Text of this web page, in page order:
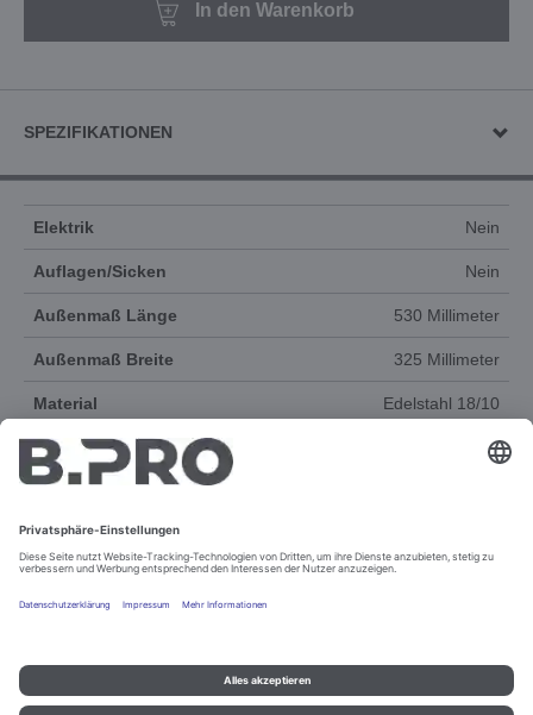
In den Warenkorb
SPEZIFIKATIONEN
Elektrik Nein
Auflagen/Sicken Nein
Außenmaß Länge 530 Millimeter
Außenmaß Breite 325 Millimeter
Material Edelstahl 18/10
Produktgruppe Gastronorm-System
Impressum und Datenschutz Kontakt Rechtliche Hinweise